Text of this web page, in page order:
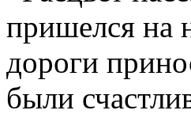
пришелся на
дороги
были